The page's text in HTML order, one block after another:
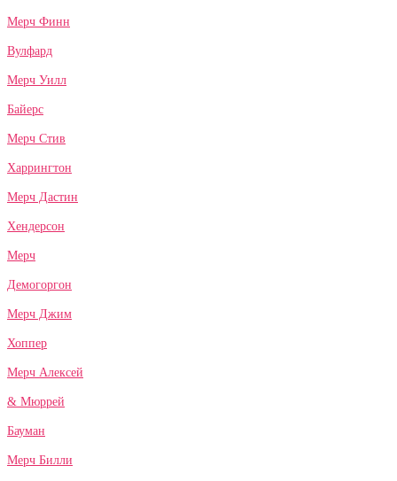
Мерч Финн
Вулфард
Мерч Уилл
Байерс
Мерч Стив
Харрингтон
Мерч Дастин
Хендерсон
Мерч
Демогоргон
Мерч Джим
Хоппер
Мерч Алексей
& Мюррей
Бауман
Мерч Билли